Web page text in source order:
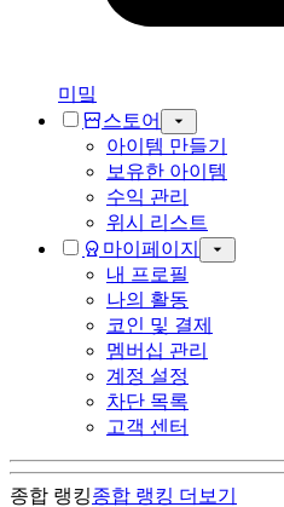
미밐
스토어
아이템 만들기
보유한 아이템
수익 관리
위시 리스트
마이페이지
내 프로필
나의 활동
코인 및 결제
멤버십 관리
계정 설정
차단 목록
고객 센터
종합 랭킹종합 랭킹 더보기